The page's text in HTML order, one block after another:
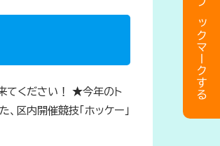
ブックマークする
てください！ ★今年のト
区内開催競技「ホッケー」